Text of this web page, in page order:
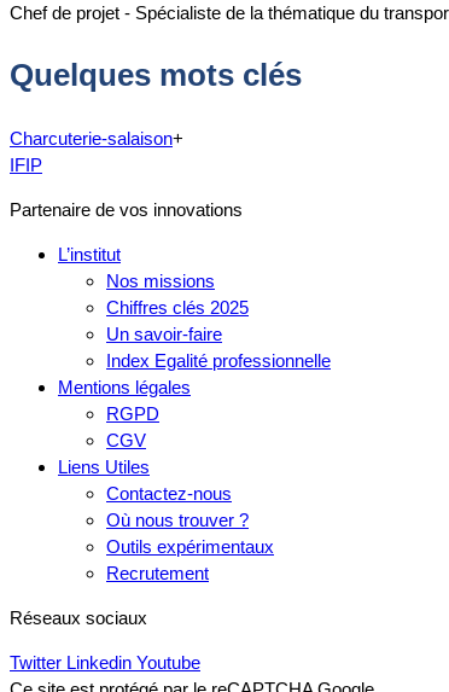
Chef de projet - Spécialiste de la thématique du
Quelques mots clés
Charcuterie-salaison+
IFIP
Partenaire de vos innovations
L’institut
Nos missions
Chiffres clés 2025
Un savoir-faire
Index Egalité professionnelle
Mentions légales
RGPD
CGV
Liens Utiles
Contactez-nous
Où nous trouver ?
Outils expérimentaux
Recrutement
Réseaux sociaux
Twitter Linkedin Youtube